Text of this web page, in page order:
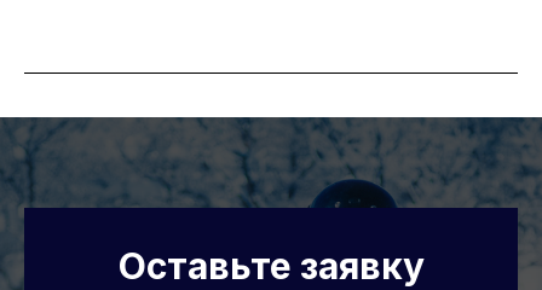
Оставьте заявку